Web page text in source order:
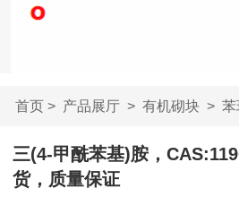
首页> 产品展厅> 有机砌块> 苯
基)胺，CAS:119001...
三(4-甲酰苯基)胺，
货，质量保证